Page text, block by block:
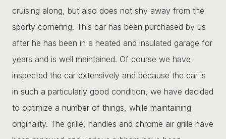
cruising along, but also does not shy away from the
sporty cornering. This car has been purchased by us
after he has been in a heated and insulated garage for
years and is well maintained. Of course we have
inspected the car extensively and because the car is
in such a particularly good condition, we have decided
to optimize a number of things, while maintaining
originality. The grille, handles and chrome air grille have